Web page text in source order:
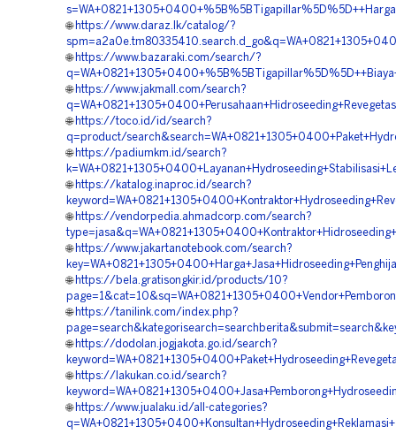
🌐 https://www.daraz.lk/catalog/?
🌐 https://www.bazaraki.com/search/?
🌐 https://www.jakmall.com/search?
🌐 https://toco.id/id/search?
q=product/
🌐 https://padiumkm.id/search?
🌐 https://katalog.inaproc.id/search?
🌐 https://vendorpedia.ahmadcorp.com/search?
🌐 https://www.jakartanotebook.com/search?
🌐 https://bela.gratisongkir.id/products/10?
🌐 https://tanilink.com/index.php?
🌐 https://dodolan.jogjakota.go.id/search?
🌐 https://lakukan.co.id/search?
🌐 https://www.jualaku.id/all-categories?